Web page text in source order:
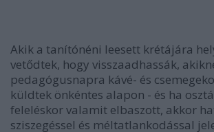
Akik a tanítónéni leesett krétájára
vetődtek, hogy visszaadhassák,
pedagógusnapra kávé- és
küldtek önkéntes alapon - és ha
feleléskor valamit elbaszott, akkor
sziszegéssel és méltatlankodással